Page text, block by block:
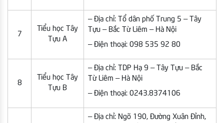
7
Tiểu học Tây
Tựu A
– Địa chỉ: Tổ dân phố Trung 5 – Tây
Tựu – Bắc Từ Liêm – Hà Nội
– Điện thoại: 098 535 92 80
8
Tiểu học Tây
Tựu B
– Địa chỉ: TDP Hạ 9 – Tây Tựu – Bắc
Từ Liêm – Hà Nội
– Điện thoại: 0243.8374106
– Địa chỉ: Ngõ 190, Đường Xuân Đỉnh,